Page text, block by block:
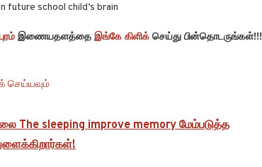
future school child’s brain
இணையதளத்தை இங்கே கிளிக் செய்து பின்தொடருங்கள்!!!
செய்யவும்
The sleeping improve memory மேம்படுத்த